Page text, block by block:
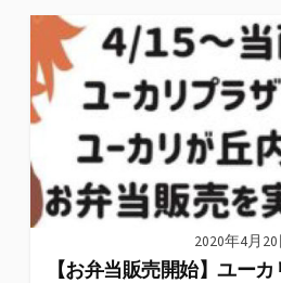
2020年4月20
【お弁当販売開始】ユー